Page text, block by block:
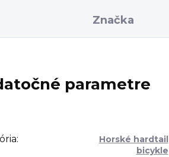
Značka
parametre
:
Horské hardtail
bicykle